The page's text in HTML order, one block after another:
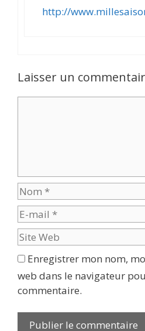
http://
Laisser un
Enregistrer mon nom,
web dans le navigateur
commentaire.